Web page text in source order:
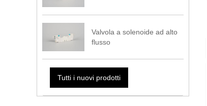
Valvola a solenoide ad alto
flusso
Tutti i nuovi prodotti